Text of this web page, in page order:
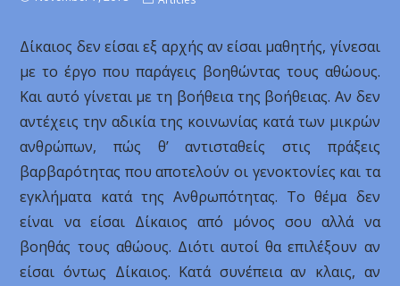
Δίκαιος δεν είσαι εξ αρχής αν είσαι μαθητής, γίνεσαι
με το έργο που παράγεις βοηθώντας τους αθώους.
Και αυτό γίνεται με τη βοήθεια της βοήθειας. Αν δεν
αντέχεις την αδικία της κοινωνίας κατά των μικρών
ανθρώπων, πώς θ’ αντισταθείς στις πράξεις
βαρβαρότητας που αποτελούν οι γενοκτονίες και τα
εγκλήματα κατά της Ανθρωπότητας. Το θέμα δεν
είναι να είσαι Δίκαιος από μόνος σου αλλά να
βοηθάς τους αθώους. Διότι αυτοί θα επιλέξουν αν
είσαι όντως Δίκαιος. Κατά συνέπεια αν κλαις, αν